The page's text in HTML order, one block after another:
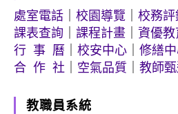
處室電話
校園導覽
校務
課表查詢
課程計畫
資優教
行 事 曆
校安中心
修繕
合 作 社
空氣品質 教師
教職員系統